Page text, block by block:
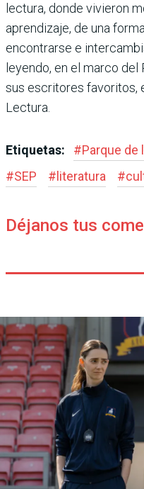
lectura, donde vivieron
aprendizaje, de una
encontrarse e
leyendo, en el marco del
sus escritores favoritos,
Lectura.
Etiquetas: #Parque de
#SEP # literatura #
Déjanos tus